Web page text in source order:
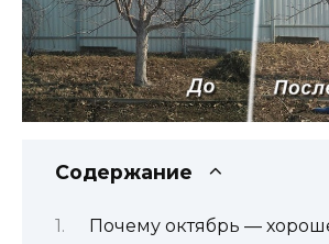
Содержание
Почему октябрь —